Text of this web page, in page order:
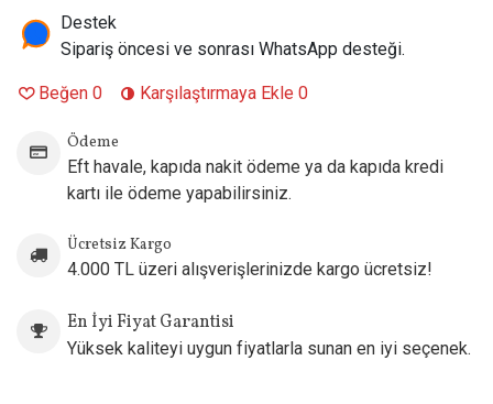
menşeili premium ham maddelerle üretilmiştir.
TruNic düşük miligramlı salt nikotin formülü sayesinde
tırmalamayan, pürüzsüz bir boğaz vurumu ve hızlı nikotin
Paket İçeriği:
Salt Series E-Likit Şişesi
Destek
Sipariş öncesi ve sonrası WhatsApp desteği.
Beğen 0 Karşılaştırmaya Ekle 0
Ödeme
Eft havale, kapıda nakit ödeme ya da kapıda kredi
kartı ile ödeme yapabilirsiniz.
Ücretsiz Kargo
4.000 TL üzeri alışverişlerinizde kargo ücretsiz!
En İyi Fiyat Garantisi
Yüksek kaliteyi uygun fiyatlarla sunan en iyi seçenek.